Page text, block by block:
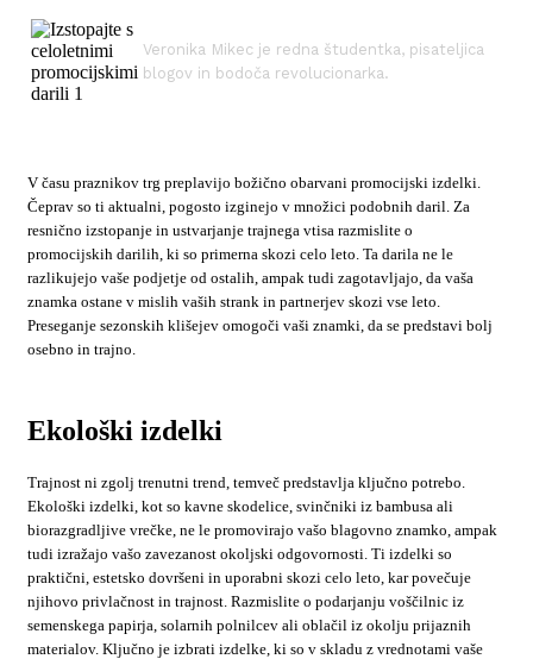
Veronika Mikec je redna študentka, pisateljica
blogov in bodoča revolucionarka.
V času praznikov trg preplavijo božično obarvani promocijski izdelki.
Čeprav so ti aktualni, pogosto izginejo v množici podobnih daril. Za
resnično izstopanje in ustvarjanje trajnega vtisa razmislite o
promocijskih darilih, ki so primerna skozi celo leto. Ta darila ne le
razlikujejo vaše podjetje od ostalih, ampak tudi zagotavljajo, da vaša
znamka ostane v mislih vaših strank in partnerjev skozi vse leto.
Preseganje sezonskih klišejev omogoči vaši znamki, da se predstavi bolj
osebno in trajno.
Ekološki izdelki
Trajnost ni zgolj trenutni trend, temveč predstavlja ključno potrebo.
Ekološki izdelki, kot so kavne skodelice, svinčniki iz bambusa ali
biorazgradljive vrečke, ne le promovirajo vašo blagovno znamko, ampak
tudi izražajo vašo zavezanost okoljski odgovornosti. Ti izdelki so
praktični, estetsko dovršeni in uporabni skozi celo leto, kar povečuje
njihovo privlačnost in trajnost. Razmislite o podarjanju voščilnic iz
semenskega papirja, solarnih polnilcev ali oblačil iz okolju prijaznih
materialov. Ključno je izbrati izdelke, ki so v skladu z vrednotami vaše